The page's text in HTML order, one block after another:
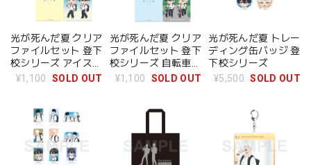
光が死んだ夏 クリア
ファイルセット 登下
校シリーズ アイス買
い食い ver.
¥1,100 SOLD OUT
光が死んだ夏 クリア
ファイルセット 登下
校シリーズ 自転車通
学 ver.
¥1,100 SOLD OUT
光が死んだ夏 トレー
ディング缶バッジ 登
下校シリーズ
¥5,500 SOLD OUT